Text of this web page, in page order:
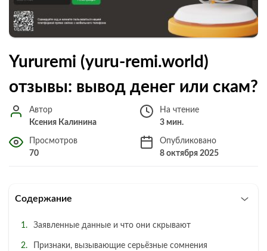
Yururemi (yuru-remi.world)
отзывы: вывод денег или скам?
Автор
Ксения Калинина
На чтение
3 мин.
Просмотров
70
Опубликовано
8 октября 2025
Содержание
Заявленные данные и что они скрывают
Признаки, вызывающие серьёзные сомнения